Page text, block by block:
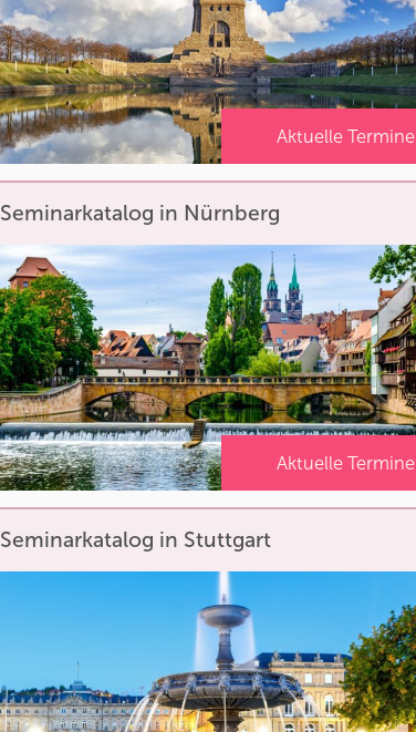
Aktuelle Termine
Seminarkatalog in Nürnberg
Aktuelle Termine
Seminarkatalog in Stuttgart